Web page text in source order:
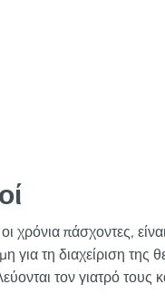
πάσχοντες,
τη διαχείριση της
τον γιατρό τους